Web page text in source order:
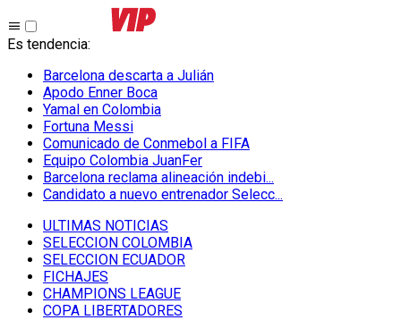
Es tendencia:
Barcelona descarta a Julián
Apodo Enner Boca
Yamal en Colombia
Fortuna Messi
Comunicado de Conmebol a FIFA
Equipo Colombia JuanFer
Barcelona reclama alineación indebi...
Candidato a nuevo entrenador Selecc...
ULTIMAS NOTICIAS
SELECCION COLOMBIA
SELECCION ECUADOR
FICHAJES
CHAMPIONS LEAGUE
COPA LIBERTADORES